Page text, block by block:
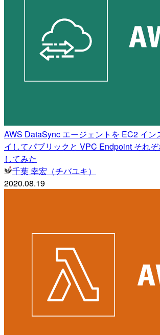
AWS DataSync エージェントを EC2 イン
イしてパブリックと VPC Endpoint それ
してみた
千葉 幸宏（チバユキ）
2020.08.19